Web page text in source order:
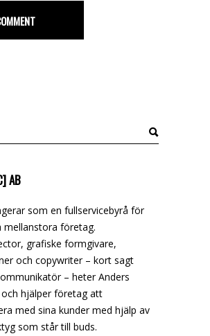
AB
som en fullservicebyrå för
mellanstora företag.
grafiske formgivare,
och copywriter – kort sagt
– heter Anders
hjälper företag att
med sina kunder med hjälp av
som står till buds.